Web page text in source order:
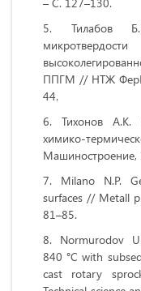
Тилабов
ППГМ // НТЖ
44.
Тихонов А.К.
химико-
Машиностроение,
Milano N.P.
surfaces // Metall
81–85.
Normurodov
840 °С with
cast rotary